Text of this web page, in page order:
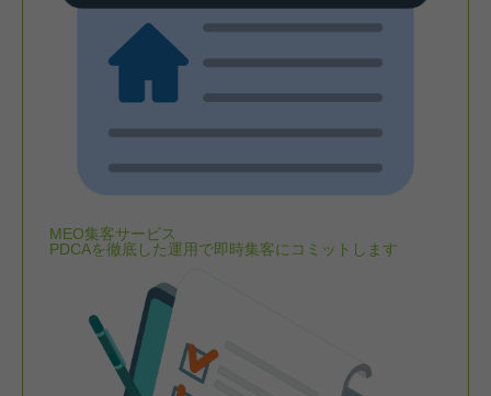
MEO集客サービス
PDCAを徹底した運用で即時集客にコミットします